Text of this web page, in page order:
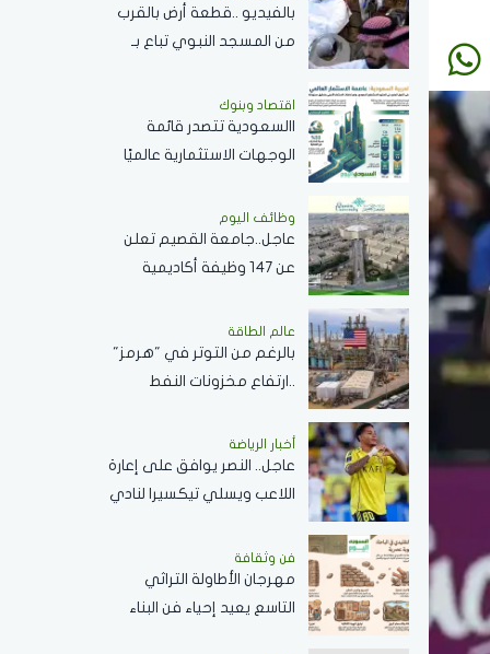
بالفيديو ..قطعة أرض بالقرب
من المسجد النبوي تباع بـ
اقتصاد وبنوك
االسعودية تتصدر قائمة
الوجهات الاستثمارية عالميًا
الأجنبي المباشر خلال 2025
وظائف اليوم
عاجل..جامعة القصيم تعلن
عن 147 وظيفة أكاديمية
الجنسين..رابط التقديم
عالم الطاقة
بالرغم من التوتر في "هرمز"
..ارتفاع مخزونات النفط
برميل
أخبار الرياضة
عاجل.. النصر يوافق على إعارة
اللاعب ويسلي تيكسيرا لنادي
واحد
فن وثقافة
مهرجان الأطاولة التراثي
التاسع يعيد إحياء فن البناء